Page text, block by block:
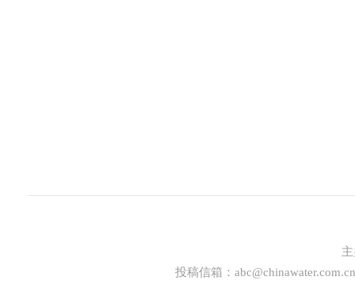
投稿信箱： abc@chinawater.com.cn